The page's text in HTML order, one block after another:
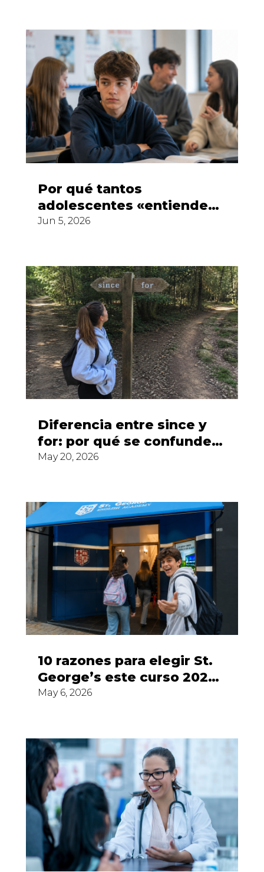
Por qué tantos
adolescentes «entienden»
inglés pero no se atreven
Jun 5, 2026
Diferencia entre since y
for: por qué se confunden
y cómo usarlos
May 20, 2026
10 razones para elegir St.
George’s este curso 2026–
27
May 6, 2026